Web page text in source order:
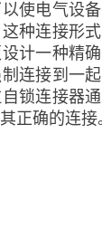
使电气设
种连接形
计一种精
连接到一
锁连接器
正确的连接